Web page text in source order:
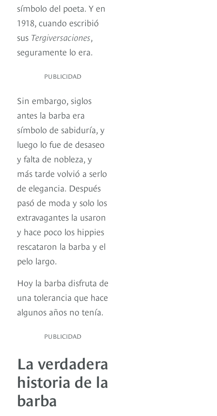
símbolo del poeta. Y en
1918, cuando escribió
sus Tergiversaciones,
seguramente lo era.
PUBLICIDAD
Sin embargo, siglos
antes la barba era
símbolo de sabiduría, y
luego lo fue de desaseo
y falta de nobleza, y
más tarde volvió a serlo
de elegancia. Después
pasó de moda y solo los
extravagantes la usaron
y hace poco los hippies
rescataron la barba y el
pelo largo.
Hoy la barba disfruta de
una tolerancia que hace
algunos años no tenía.
PUBLICIDAD
La verdadera
historia de la
barba